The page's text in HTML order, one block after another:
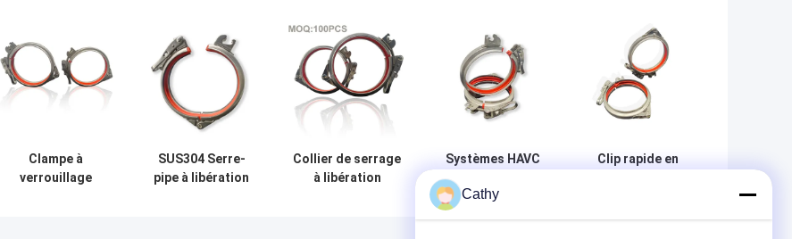
Clampe à
verrouillage
SUS304 Serre-
pipe à libération
Collier de serrage
à libération
Systèmes HAVC
Ventilation des
pinces circulaires
Clip rapide en
Cathy